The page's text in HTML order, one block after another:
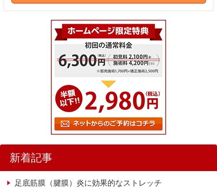
新着記事
足底筋膜（腱膜）炎に効果的なストレッチ